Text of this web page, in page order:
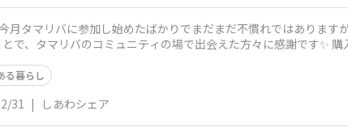
コミュニティの場で出会えた方々に感謝です✨ 購入品もまだ投稿できてないので、また見て
る暮らし
31 | しあわシェア